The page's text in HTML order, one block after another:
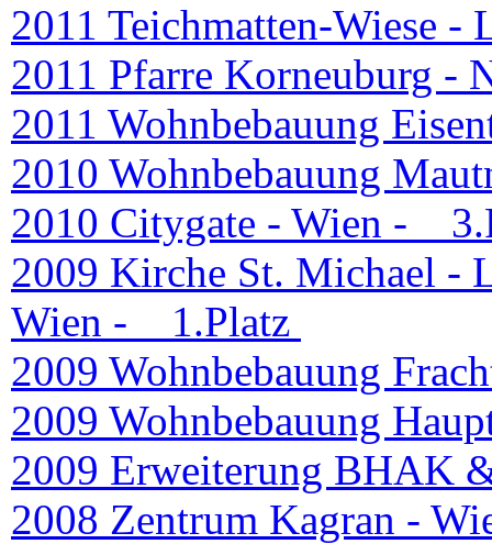
2011 Teichmatten-Wiese
2011 Pfarre Korneuburg -
2011 Wohnbebauung
2010 Wohnbebauung
2010 Citygate - Wien -
2009 Kirche St. Michael -
Wien -
1.Platz
2009 Wohnbebauung
2009 Wohnbebauung
2009 Erweiterung BHAK
2008 Zentrum Kagran -